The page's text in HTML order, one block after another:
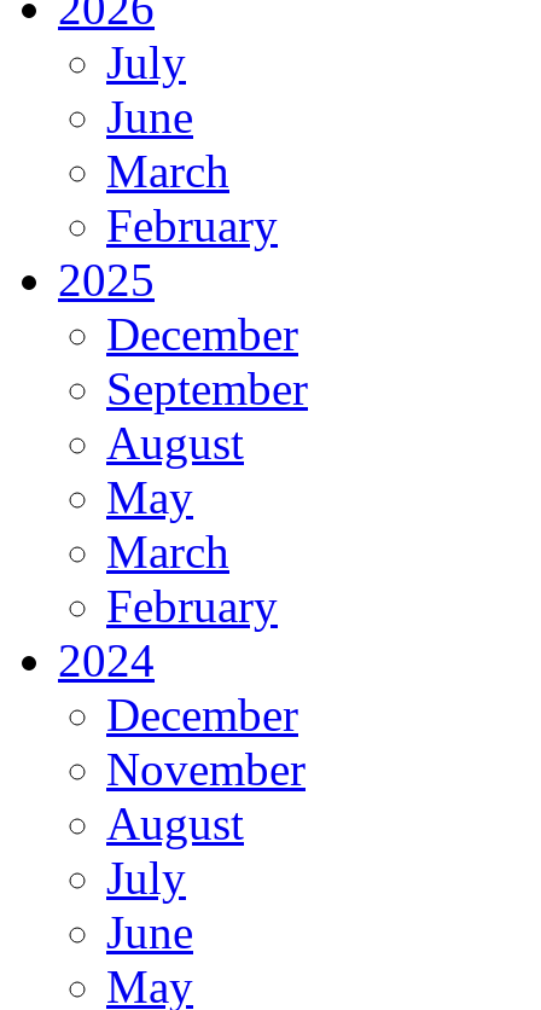
July
June
March
February
2025
December
September
August
May
March
February
2024
December
November
August
July
June
May